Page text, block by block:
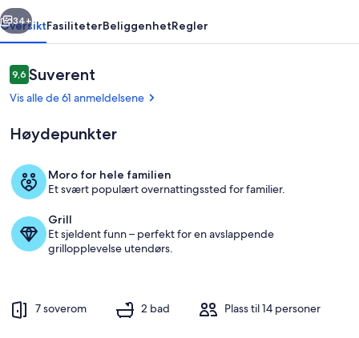
MELLOM
Nendaz
Siviez,
HEART
4
daler
Eksteriør
Neste
34+
OversiktFasiliteterBeliggenhetRegler
Anmeldelser
9,69,6 av 10 –
Suverent
Vis alle de 61 anmeldelsene
Høydepunkter
Moro for hele familien
Et svært populært overnattingssted for familier.
Grill
Et sjeldent funn – perfekt for en avslappende
grillopplevelse utendørs.
7 soverom 2 bad Plass til 14 personer